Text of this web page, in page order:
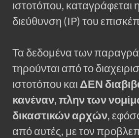
ιστοτόπου, καταγράφεται
διεύθυνση (IP) του
Τα δεδομένα των
τηρούνται από το
ιστοτόπου και ΔΕΝ
κανέναν, πλην των
δικαστικών αρχών,
από αυτές, με τον